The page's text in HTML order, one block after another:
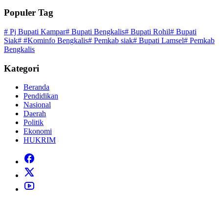
Populer Tag
# Pj Bupati Kampar# Bupati Bengkalis# Bupati Rohil# Bupati
Siak# #Kominfo Bengkalis# Pemkab siak# Bupati Lamsel# Pemkab
Bengkalis
Kategori
Beranda
Pendidikan
Nasional
Daerah
Politik
Ekonomi
HUKRIM